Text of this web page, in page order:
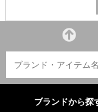
ブランドから探